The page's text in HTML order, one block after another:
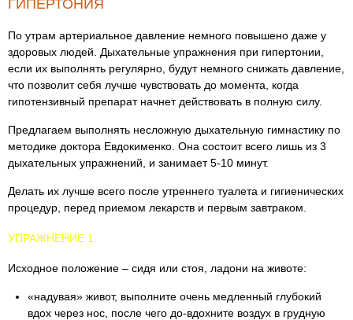
ГИПЕРТОНИЯ
По утрам артериальное давление немного повышено даже у
здоровых людей. Дыхательные упражнения при гипертонии,
если их выполнять регулярно, будут немного снижать давление,
что позволит себя лучше чувствовать до момента, когда
гипотензивный препарат начнет действовать в полную силу.
Предлагаем выполнять несложную дыхательную гимнастику по
методике доктора Евдокименко. Она состоит всего лишь из 3
дыхательных упражнений, и занимает 5-10 минут.
Делать их лучше всего после утреннего туалета и гигиенических
процедур, перед приемом лекарств и первым завтраком.
УПРАЖНЕНИЕ 1
Исходное положение – сидя или стоя, ладони на животе:
«надувая» живот, выполните очень медленный глубокий
вдох через нос, после чего до-вдохните воздух в грудную